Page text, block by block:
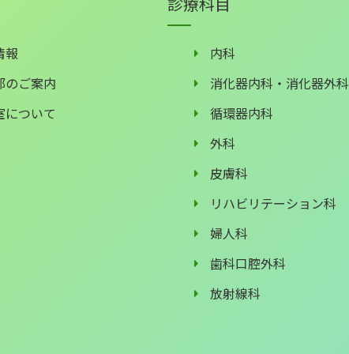
報
のご案内
について
内科
消化器内科・消化器外科
循環器内科
外科
皮膚科
リハビリテーション科
婦人科
歯科口腔外科
放射線科